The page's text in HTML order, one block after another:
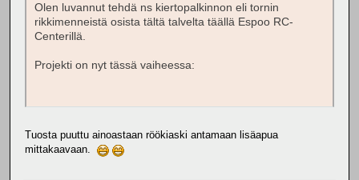
Olen luvannut tehdä ns kiertopalkinnon eli tornin
rikkimenneistä osista tältä talvelta täällä Espoo RC-
Centerillä.
Projekti on nyt tässä vaiheessa:
Tuosta puuttu ainoastaan röökiaski antamaan lisäapua
mittakaavaan.